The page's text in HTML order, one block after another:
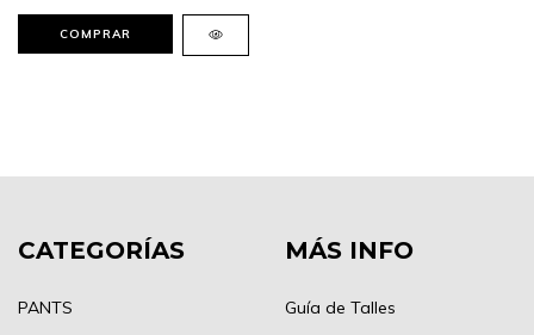
COMPRAR
CATEGORÍAS
PANTS
MÁS INFO
Guía de Talles